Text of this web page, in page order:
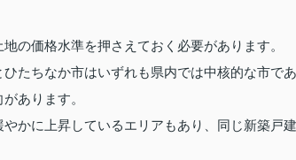
の価格水準を押さえておく必要があります。
たちなか市はいずれも県内では中核的な市であ
あります。
かに上昇しているエリアもあり、同じ新築戸建